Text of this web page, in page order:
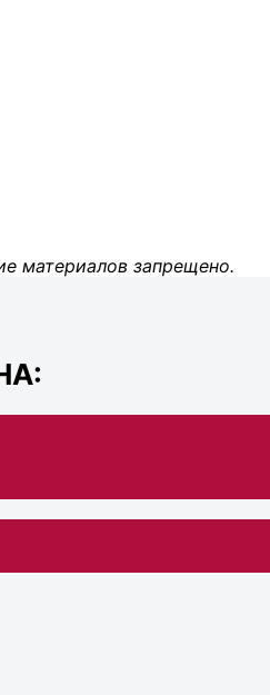
материалов запрещено.